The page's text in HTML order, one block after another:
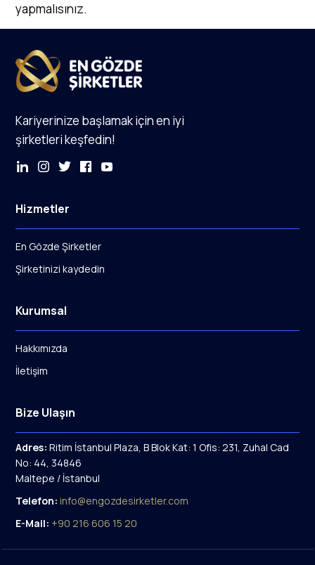
yapmalısınız.
Kariyerinize başlamak için en iyi
şirketleri keşfedin!
Hizmetler
En Gözde Şirketler
Şirketinizi kaydedin
Kurumsal
Hakkımızda
İletişim
Bize Ulaşın
Adres: Ritim İstanbul Plaza, B Blok Kat: 1 Ofis: 231, Zuhal Cad
No: 44, 34846
Maltepe / İstanbul
Telefon: info@engozdesirketler.com
E-Mail: +90 216 606 15 20